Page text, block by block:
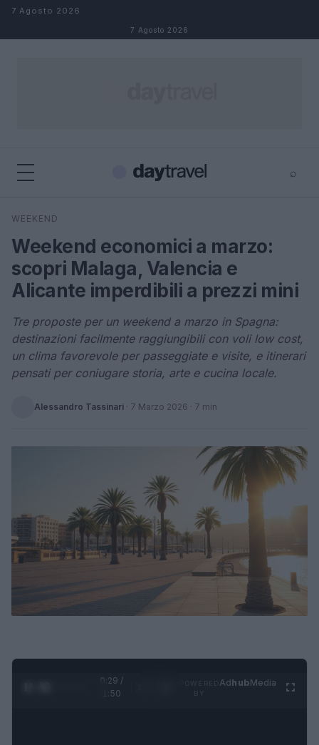
Salta al contenuto
7 Agosto 2026
7 Agosto 2026
⌕
Cerca
WEEKEND
Weekend economici a marzo:
scopri Malaga, Valencia e
Alicante imperdibili a prezzi mini
Tre proposte per un weekend a marzo in Spagna:
destinazioni facilmente raggiungibili con voli low cost,
un clima favorevole per passeggiate e visite, e itinerari
pensati per coniugare storia, arte e cucina locale.
Alessandro Tassinari · 7 Marzo 2026 · 7 min
0:30 /
1:50
AdhubMedia